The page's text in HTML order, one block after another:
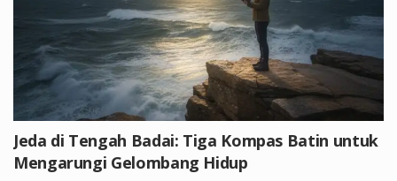
Jeda di Tengah Badai: Tiga Kompas Batin untuk
Mengarungi Gelombang Hidup